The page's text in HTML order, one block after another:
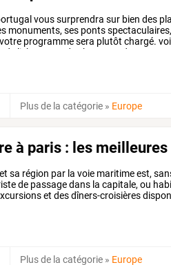
voussurprendra sur bien des
monuments, ses pontsspectaculaires,
votre programmesera plutôt chargé.
de lisbonne des bonnes adresses
Plus de la catégorie » Europe
à paris : les
sa région par la voie maritime est,
de passage dans la capitale, ou
et des dîners-croisières
Plus de la catégorie » Europe